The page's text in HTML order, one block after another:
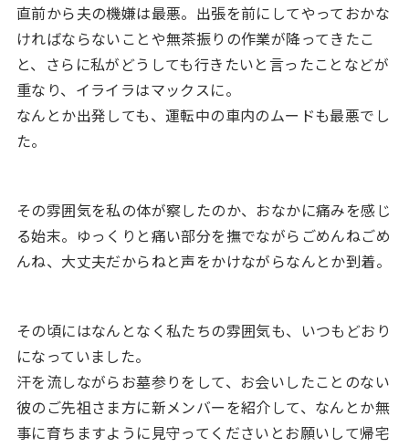
直前から夫の機嫌は最悪。出張を前にしてやっておかな
ければならないことや無茶振りの作業が降ってきたこ
と、さらに私がどうしても行きたいと言ったことなどが
重なり、イライラはマックスに。
なんとか出発しても、運転中の車内のムードも最悪でし
た。
その雰囲気を私の体が察したのか、おなかに痛みを感じ
る始末。ゆっくりと痛い部分を撫でながらごめんねごめ
んね、大丈夫だからねと声をかけながらなんとか到着。
その頃にはなんとなく私たちの雰囲気も、いつもどおり
になっていました。
汗を流しながらお墓参りをして、お会いしたことのない
彼のご先祖さま方に新メンバーを紹介して、なんとか無
事に育ちますように見守ってくださいとお願いして帰宅